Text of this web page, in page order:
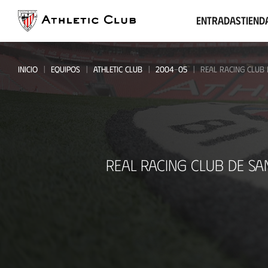
contenido
principal
Entradas
INICIO EQUIPOS ATHLETIC CLUB 2004-05 REAL RACING CLUB
REAL RACING CLUB DE